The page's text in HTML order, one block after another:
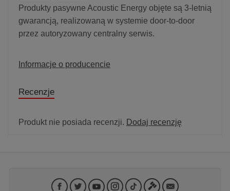
Produkty pasywne Acoustic Energy objęte są 3-letnią
gwarancją, realizowaną w systemie door-to-door
przez autoryzowany centralny serwis.
Informacje o producencie
Recenzje
Produkt nie posiada recenzji. Dodaj recenzję